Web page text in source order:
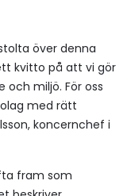
över denna
kvitto på att vi gör
och miljö. För oss
med rätt
koncernchef i
fram som